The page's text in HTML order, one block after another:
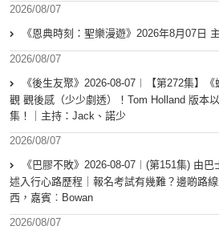
2026/08/07
《恩典時刻：聖樂漫遊》2026年8月07日
2026/08/07
《後生友聚》2026-08-07︱【第272集】
觀 觀後感（少少劇透）！Tom Holland 版本
集！｜主持：Jack、諾少
2026/08/07
《巴膠不敗》2026-08-07︱(第151集) 由
述入行心路歷程｜報名考試有幾難？邊啲路
西，嘉賓︰Bowan
2026/08/07